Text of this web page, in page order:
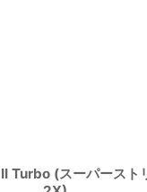
(スーパースト